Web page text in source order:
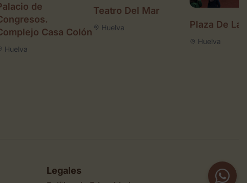
de
Casa Colón
Huelva
Teatro Del Mar
Huelva Plaza De
Huelva
Legales